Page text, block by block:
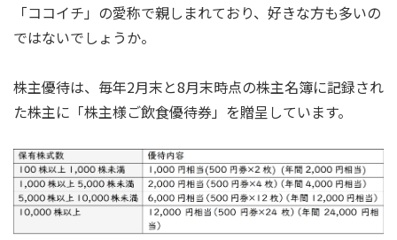
「ココイチ」の愛称で親しまれており、好きな方も多いの
ではないでしょうか。
株主優待は、毎年2月末と8月末時点の株主名簿に記録され
た株主に「株主様ご飲食優待券」を贈呈しています。